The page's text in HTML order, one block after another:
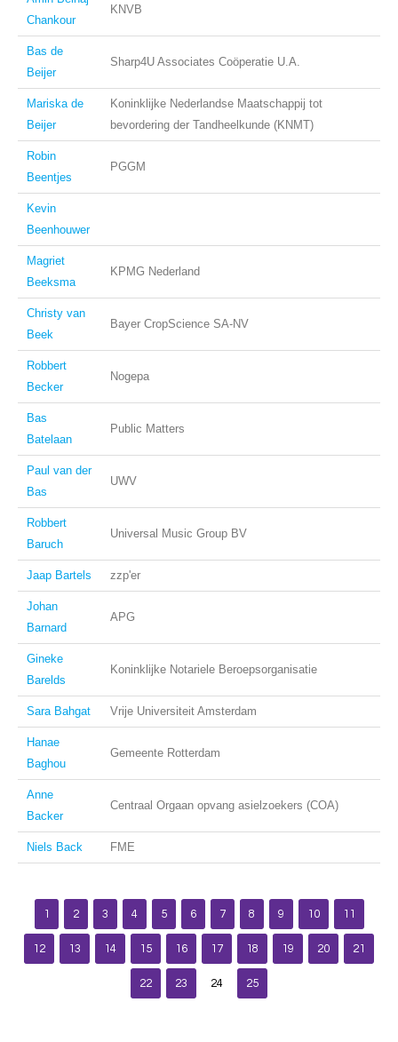
Chankour
KNVB
Bas de
Beijer
Sharp4U Associates Coöperatie U.A.
Mariska de
Beijer
Koninklijke Nederlandse Maatschappij tot
bevordering der Tandheelkunde (KNMT)
Robin
Beentjes
PGGM
Kevin
Beenhouwer
Magriet
Beeksma
KPMG Nederland
Christy van
Beek
Bayer CropScience SA-NV
Robbert
Becker
Nogepa
Bas
Batelaan
Public Matters
Paul van der
Bas
UWV
Robbert
Baruch
Universal Music Group BV
Jaap Bartels zzp'er
Johan
Barnard
APG
Gineke
Barelds
Koninklijke Notariele Beroepsorganisatie
Sara Bahgat Vrije Universiteit Amsterdam
Hanae
Baghou
Gemeente Rotterdam
Anne
Backer
Centraal Orgaan opvang asielzoekers (COA)
Niels Back FME
1 2 3 4 5 6 7 8 9 10 11
12 13 14 15 16 17 18 19 20 21
22 23 24 25